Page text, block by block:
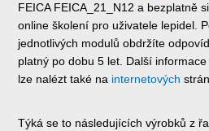
FEICA FEICA_21_N12 a bezplatně
online školení pro uživatele lepidel.
jednotlivých modulů obdržíte
platný po dobu 5 let. Další
lze nalézt také na internetových
Týká se to následujících výrobků z